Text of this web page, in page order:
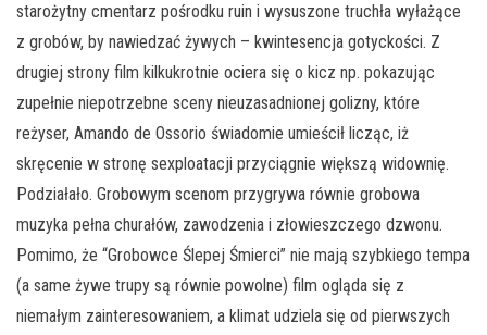
starożytny cmentarz pośrodku ruin i wysuszone truchła wyłażące
z grobów, by nawiedzać żywych – kwintesencja gotyckości. Z
drugiej strony film kilkukrotnie ociera się o kicz np. pokazując
zupełnie niepotrzebne sceny nieuzasadnionej golizny, które
reżyser, Amando de Ossorio świadomie umieścił licząc, iż
skręcenie w stronę sexploatacji przyciągnie większą widownię.
Podziałało. Grobowym scenom przygrywa równie grobowa
muzyka pełna churałów, zawodzenia i złowieszczego dzwonu.
Pomimo, że “Grobowce Ślepej Śmierci” nie mają szybkiego tempa
(a same żywe trupy są równie powolne) film ogląda się z
niemałym zainteresowaniem, a klimat udziela się od pierwszych